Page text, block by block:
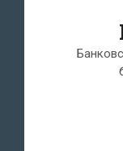
содержимому